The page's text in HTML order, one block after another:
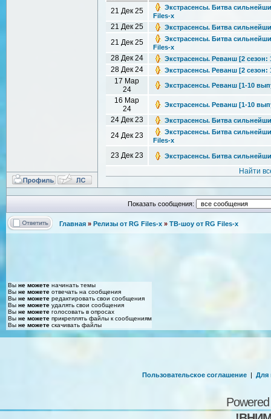
21 Дек 25
Экстрасенсы. Битва
Files-x
21 Дек 25 Экстрасенсы. Битва
21 Дек 25
Экстрасенсы. Битва
Files-x
28 Дек 24 Экстрасенсы. Реванш [2 сезон:
28 Дек 24 Экстрасенсы. Реванш [2 сезон:
17 Мар
24
Экстрасенсы. Реванш [1-10
16 Мар
24
Экстрасенсы. Реванш [1-10
24 Дек 23 Экстрасенсы. Битва
24 Дек 23
Экстрасенсы. Битва
Files-x
23 Дек 23 Экстрасенсы. Битва
Найти
Показать сообщения:
Главная » Релизы от RG Files-x » ТВ-шоу от RG Files-x
Вы не можете начинать темы
Вы не можете отвечать на сообщения
Вы не можете редактировать свои сообщения
Вы не можете удалять свои сообщения
Вы не можете голосовать в опросах
Вы не можете прикреплять файлы к сообщениям
Вы не можете скачивать файлы
Пользовательское соглашение | Для